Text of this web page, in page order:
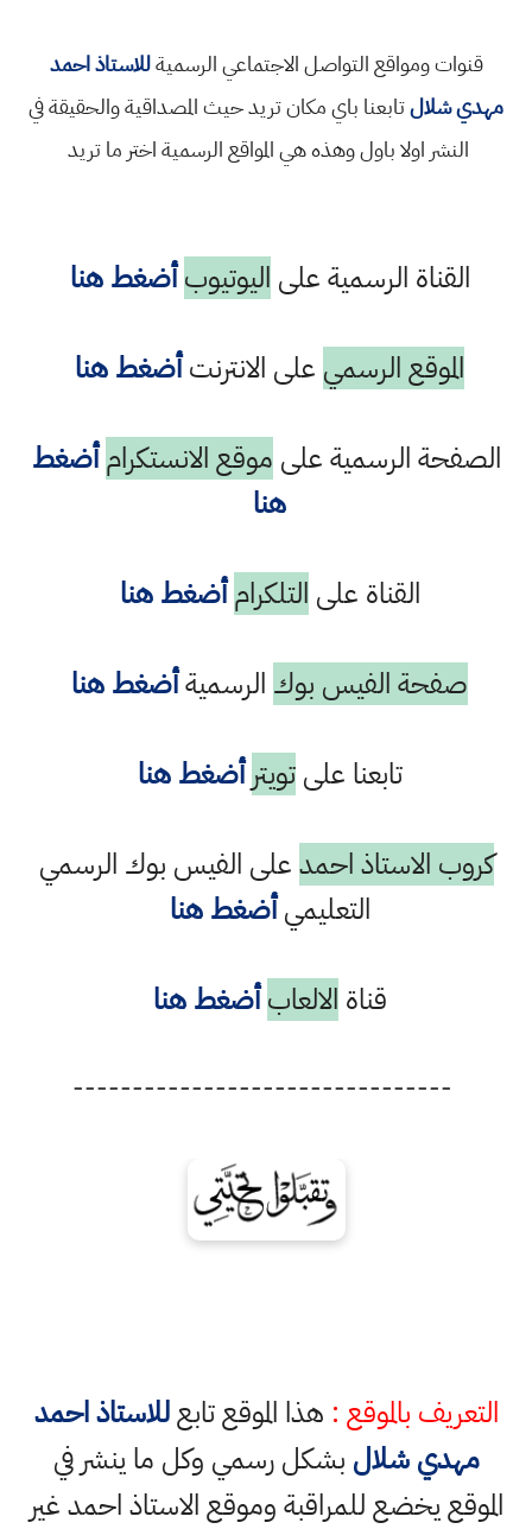
قنوات ومواقع التواصل الاجتماعي الرسميةللاستاذ احمد
مهدي شلالتابعنا باي مكان تريد حيث المصداقية والحقيقة في
النشر اولا باول وهذه هي المواقع الرسمية اختر ما تريد
القناة الرسمية على اليوتيوب أضغط هنا
الموقع الرسمي على الانترنتأضغط هنا
الصفحة الرسمية على موقع الانستكرام أضغط
هنا
القناة على التلكرام أضغط هنا
صفحة الفيس بوك الرسميةأضغط هنا
تابعنا علىتويتر أضغط هنا
كروب الاستاذ احمدعلى الفيس بوك الرسمي
التعليميأضغط هنا
قناة الالعاب أضغط هنا
--------------------------------
التعريف بالموقع : هذا الموقع تابعللاستاذ احمد
مهدي شلال بشكل رسمي وكل ما ينشر في
الموقع يخضع للمراقبة وموقع الاستاذ احمد غير